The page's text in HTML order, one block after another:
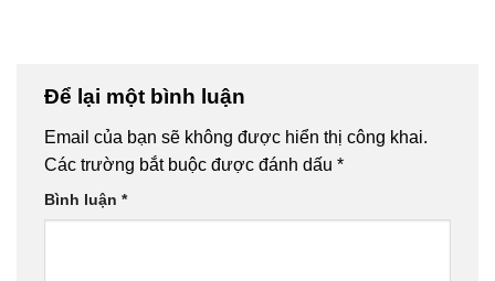
Để lại một bình luận
Email của bạn sẽ không được hiển thị công khai.
Các trường bắt buộc được đánh dấu *
Bình luận *